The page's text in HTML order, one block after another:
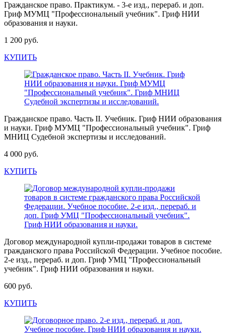
Гражданское право. Практикум. - 3-е изд., перераб. и доп.
Гриф МУМЦ "Профессиональный учебник". Гриф НИИ
образования и науки.
1 200 руб.
КУПИТЬ
Гражданское право. Часть II. Учебник. Гриф НИИ образования
и науки. Гриф МУМЦ "Профессиональный учебник". Гриф
МНИЦ Судебной экспертизы и исследований.
4 000 руб.
КУПИТЬ
Договор международной купли-продажи товаров в системе
гражданского права Российской Федерации. Учебное пособие.
2-е изд., перераб. и доп. Гриф УМЦ "Профессиональный
учебник". Гриф НИИ образования и науки.
600 руб.
КУПИТЬ